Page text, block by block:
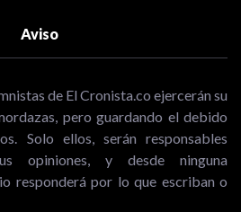
Aviso
de El Cronista.co ejercerán su
pero guardando el debido
Solo ellos, serán responsables
opiniones, y desde ninguna
responderá por lo que escriban o